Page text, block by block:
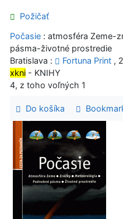
Požičať
Počasie : atmosféra Zeme-
pásma-životné prostredie
Bratislava :
Fortuna Print ,
xkni - KNIHY
4, z toho voľných 1
Do košíka